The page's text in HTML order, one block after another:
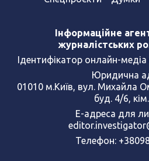
Інформаційне
журналістських
Ідентифікатор онлайн-
Юридична
01010 м.Київ, вул. Михайла
буд. 4/6,
Е-адреса для
Телефон: